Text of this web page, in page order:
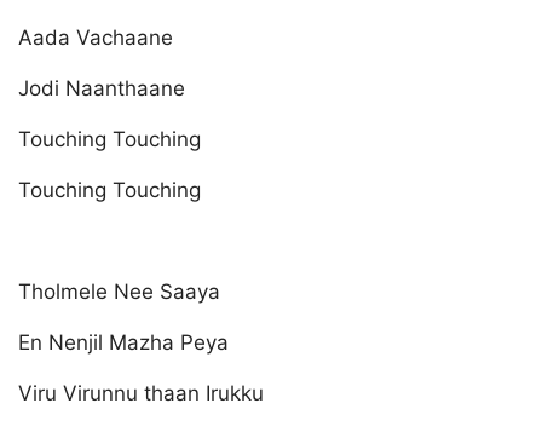
Aada Vachaane
Jodi Naanthaane
Touching Touching
Touching Touching
Tholmele Nee Saaya
En Nenjil Mazha Peya
Viru Virunnu thaan Irukku